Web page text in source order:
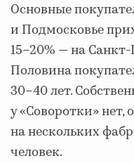
Основные
и Подмосковье
15–20% — на
Половина
30–40 лет.
у «Соворотки»
на нескольких
человек.